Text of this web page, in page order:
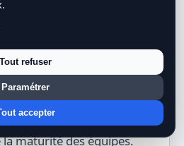
en valeur absolue. Il
votre environnement de
de sécurité, du
attendu, de votre besoin
la maturité des équipes.
Tout refuser
Paramétrer
accepter